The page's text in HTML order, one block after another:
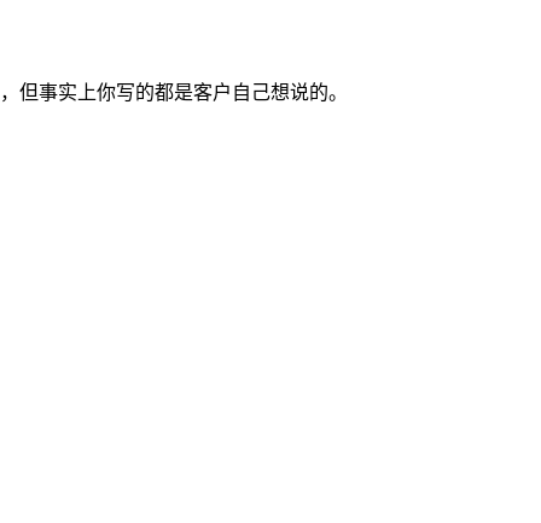
但事实上你写的都是客户自己想说的。